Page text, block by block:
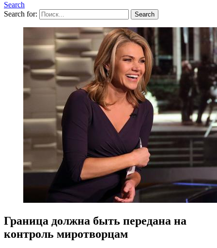
Search
Search for:
Граница должна быть передана на
контроль миротворцам